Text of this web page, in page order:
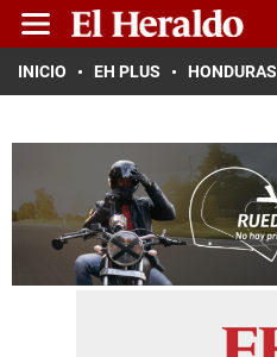
INICIO EH PLUS HONDURAS